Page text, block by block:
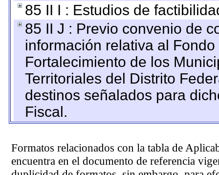
85 II I : Estudios de
85 II J : Previo convenio de
información relativa al
Fortalecimiento de los
Territoriales del Distrito
destinos señalados para
Fiscal.
Formatos relacionados con la tabla de
encuentra en el documento de referencia